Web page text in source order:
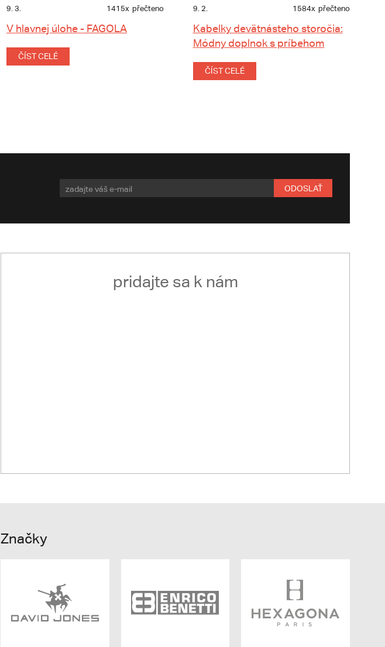
9. 3. 1415x přečteno
V hlavnej úlohe - FAGOLA
ČÍST CELÉ
9. 2. 1584x přečteno
Kabelky devätnásteho storočia:
Módny doplnok s príbehom
ČÍST CELÉ
ODOSLAŤ
pridajte sa k nám
Značky